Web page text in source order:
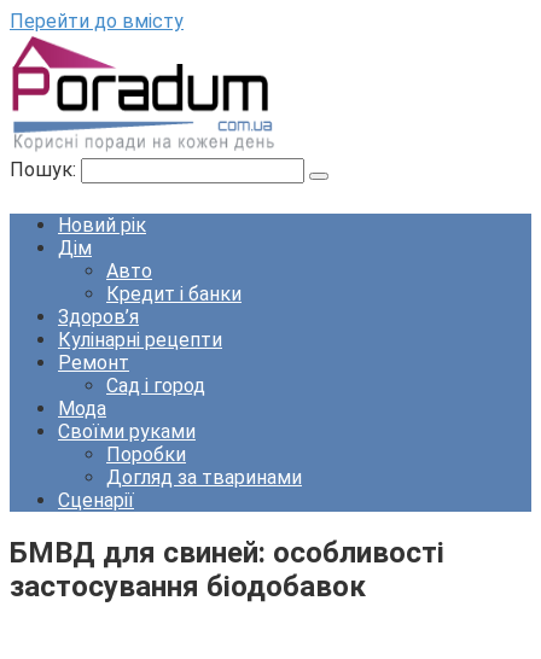
Перейти до вмісту
Пошук:
Новий рік
Дім
Авто
Кредит і банки
Здоров’я
Кулінарні рецепти
Ремонт
Сад і город
Мода
Своїми руками
Поробки
Догляд за тваринами
Сценарії
БМВД для свиней: особливості
застосування біодобавок